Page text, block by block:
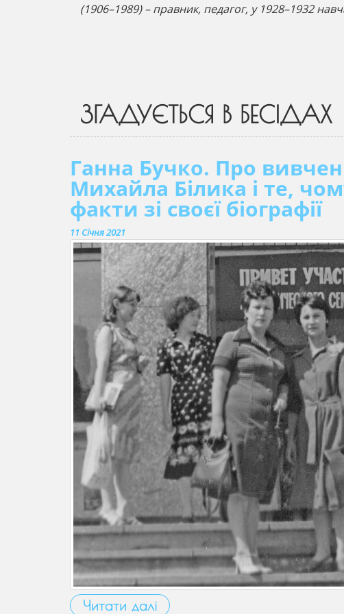
(1906–1989) – правник, педагог, у 1928–1932
ЗГАДУЄТЬСЯ В БЕСІДАХ
Ганна Бучко. Про
Михайла Білика і те,
факти зі своєї біографії
11 Січня 2021
Читати далі